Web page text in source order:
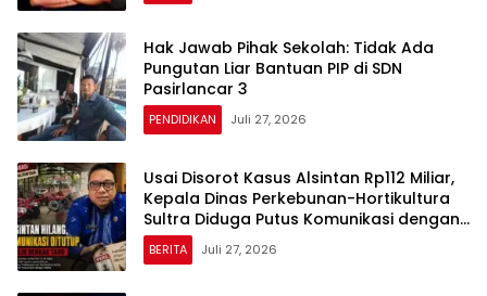
Hak Jawab Pihak Sekolah: Tidak Ada
Pungutan Liar Bantuan PIP di SDN
Pasirlancar 3
PENDIDIKAN Juli 27, 2026
Usai Disorot Kasus Alsintan Rp112 Miliar,
Kepala Dinas Perkebunan-Hortikultura
Sultra Diduga Putus Komunikasi dengan
Media
BERITA Juli 27, 2026